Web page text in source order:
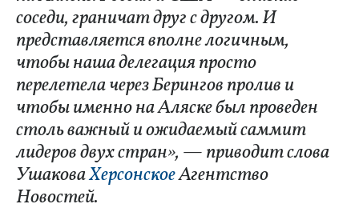
соседи, граничат друг с другом. И
представляется вполне логичным,
чтобы наша делегация просто
перелетела через Берингов пролив и
чтобы именно на Аляске был проведен
столь важный и ожидаемый саммит
лидеров двух стран», — приводит слова
УшаковаХерсонскоеАгентство
Новостей.